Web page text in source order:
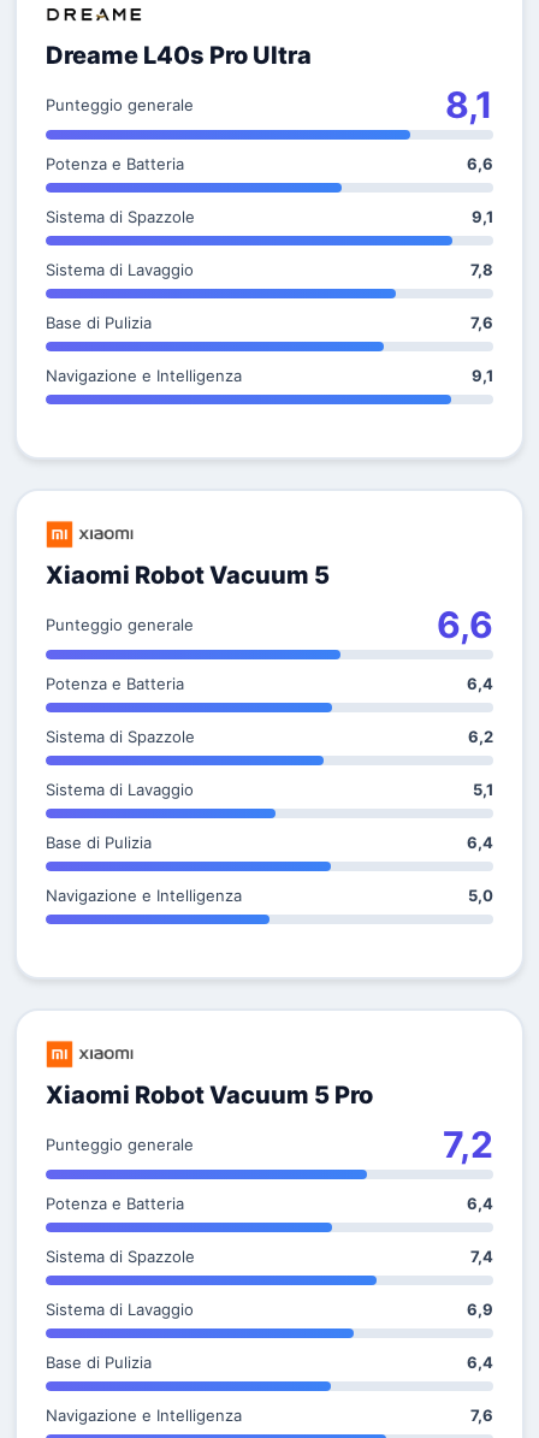
Dreame L40s Pro Ultra
Punteggio generale 8,1
Potenza e Batteria 6,6
Sistema di Spazzole 9,1
Sistema di Lavaggio 7,8
Base di Pulizia 7,6
Navigazione e Intelligenza 9,1
Xiaomi Robot Vacuum 5
Punteggio generale 6,6
Potenza e Batteria 6,4
Sistema di Spazzole 6,2
Sistema di Lavaggio 5,1
Base di Pulizia 6,4
Navigazione e Intelligenza 5,0
Xiaomi Robot Vacuum 5 Pro
Punteggio generale 7,2
Potenza e Batteria 6,4
Sistema di Spazzole 7,4
Sistema di Lavaggio 6,9
Base di Pulizia 6,4
Navigazione e Intelligenza 7,6